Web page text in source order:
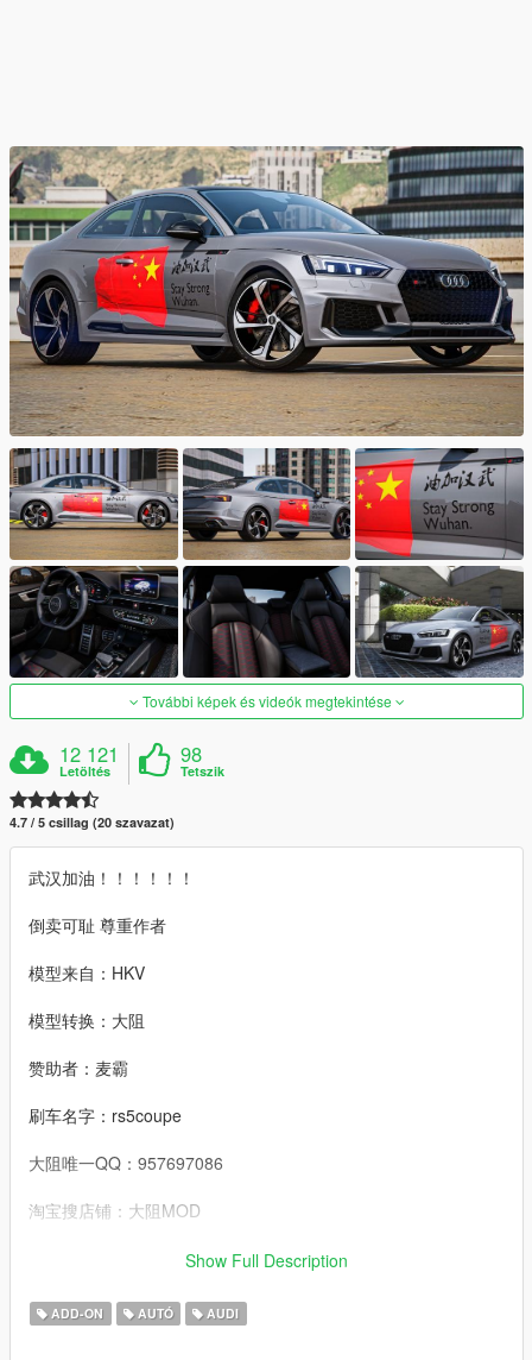
További képek és videók megtekintése
12 121
Letöltés
98
Tetszik
4.7 / 5 csillag (20 szavazat)
武汉加油！！！！！！
倒卖可耻 尊重作者
模型来自：HKV
模型转换：大阻
赞助者：麦霸
刷车名字：rs5coupe
大阻唯一QQ：957697086
淘宝搜店铺：大阻MOD
微博搜：Chian_Dazu_大阻
想玩更多新车朋友可以来参与集资，请先加大群等群主通知：
GTA5＆MOD『大阻站』 487162377（收费群防止乱加）
Show Full Description
ADD-ON AUTÓ AUDI